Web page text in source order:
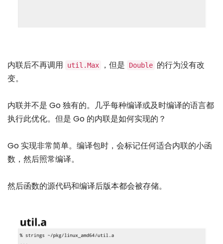
内联后不再调用 util.Max ，但是 Double 的行为没有改
变。
内联并不是 Go 独有的。几乎每种编译或及时编译的语言都
执行此优化。但是 Go 的内联是如何实现的？
Go 实现非常简单。编译包时，会标记任何适合内联的小函
数，然后照常编译。
然后函数的源代码和编译后版本都会被存储。